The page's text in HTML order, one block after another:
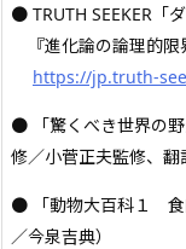
● TRUTH SEEKER「
『進化論の論理的限
https://jp.truth-
● 「驚くべき世界の
修／小菅正夫監修、翻
● 「動物大百科１ 食
／今泉吉典）